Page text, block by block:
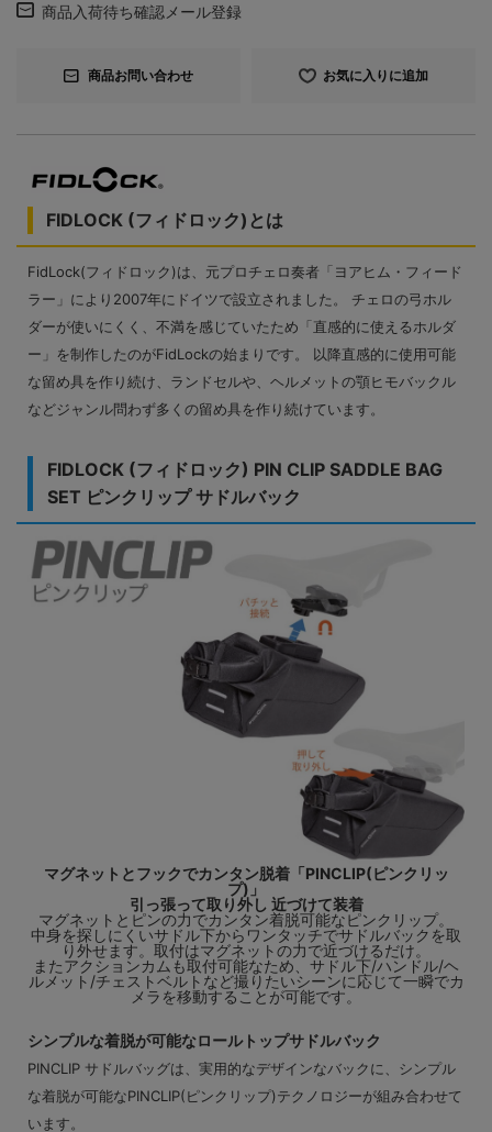
商品入荷待ち確認メール登録
商品お問い合わせ お気に入りに追加
FIDLOCK (フィドロック)とは
FidLock(フィドロック)は、元プロチェロ奏者「ヨアヒム・フィード
ラー」により2007年にドイツで設立されました。 チェロの弓ホル
ダーが使いにくく、不満を感じていたため「直感的に使えるホルダ
ー」を制作したのがFidLockの始まりです。 以降直感的に使用可能
な留め具を作り続け、ランドセルや、ヘルメットの顎ヒモバックル
などジャンル問わず多くの留め具を作り続けています。
FIDLOCK (フィドロック) PIN CLIP SADDLE BAG
SET ピンクリップ サドルバック
マグネットとフックでカンタン脱着「PINCLIP(ピンクリッ
プ)」
引っ張って取り外し 近づけて装着
マグネットとピンの力でカンタン着脱可能なピンクリップ。
中身を探しにくいサドル下からワンタッチでサドルバックを取
り外せます。取付はマグネットの力で近づけるだけ。
またアクションカムも取付可能なため、サドル下/ハンドル/ヘ
ルメット/チェストベルトなど撮りたいシーンに応じて一瞬でカ
メラを移動することが可能です。
シンプルな着脱が可能なロールトップサドルバック
PINCLIP サドルバッグは、実用的なデザインなバックに、シンプル
な着脱が可能なPINCLIP(ピンクリップ)テクノロジーが組み合わせて
います。